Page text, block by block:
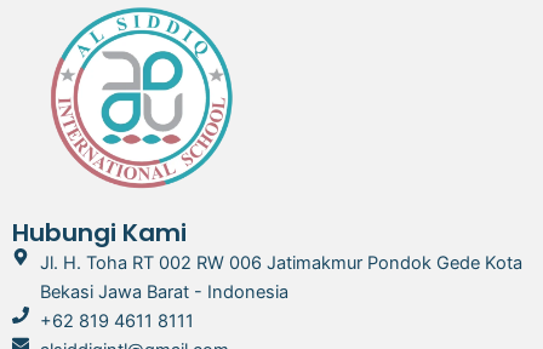
Hubungi Kami
Jl. H. Toha RT 002 RW 006 Jatimakmur Pondok Gede Kota
Bekasi Jawa Barat - Indonesia
+62 819 4611 8111